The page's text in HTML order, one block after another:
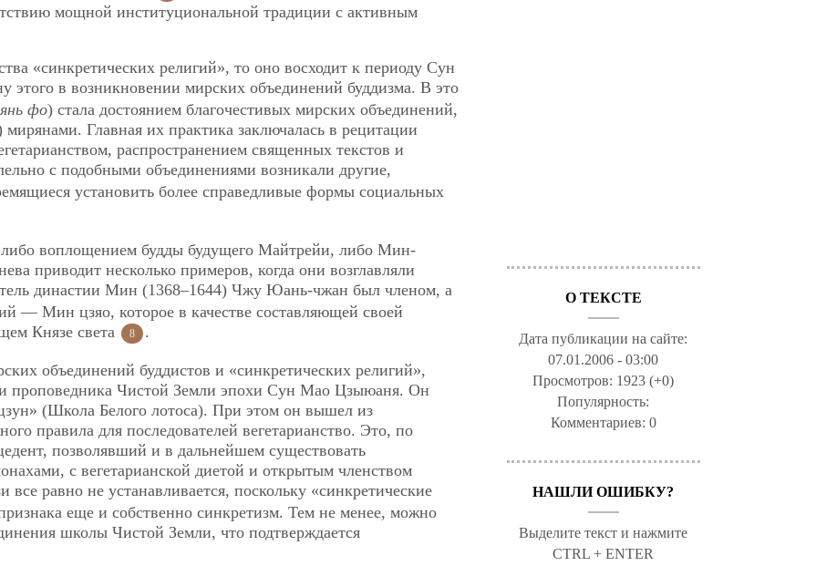
мощной институциональной традиции с активным
«синкретических религий», то оно восходит к периоду Сун
в возникновении мирских объединений буддизма. В это
фо) стала достоянием благочестивых мирских объединений,
Главная их практика заключалась в рецитации
распространением священных текстов и
с подобными объединениями возникали другие,
установить более справедливые формы социальных
воплощением будды будущего Майтрейи, либо Мин-
приводит несколько примеров, когда они возглавляли
династии Мин (1368–1644) Чжу Юань-чжан был членом, а
— Мин цзяо, которое в качестве составляющей своей
Князе света
8 .
объединений буддистов и «синкретических религий»,
проповедника Чистой Земли эпохи Сун Мао Цзыюаня. Он
(Школа Белого лотоса). При этом он вышел из
правила для последователей вегетарианство. Это, по
позволявший и в дальнейшем существовать
с вегетарианской диетой и открытым членством
все равно не устанавливается, поскольку «синкретические
еще и собственно синкретизм. Тем не менее, можно
школы Чистой Земли, что подтверждается
О ТЕКСТЕ
Дата публикации на сайте:
07.01.2006 - 03:00
Просмотров: 1923 (+0)
Популярность:
Комментариев: 0
НАШЛИ ОШИБКУ?
Выделите текст и нажмите
CTRL + ENTER